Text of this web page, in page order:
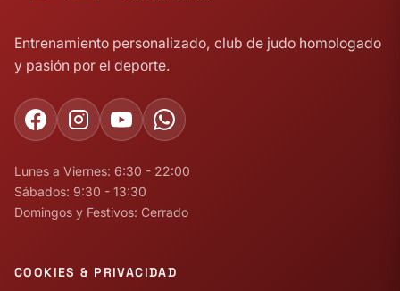
Entrenamiento personalizado, club de judo homologado
y pasión por el deporte.
Lunes a Viernes: 6:30 - 22:00
Sábados: 9:30 - 13:30
Domingos y Festivos: Cerrado
COOKIES & PRIVACIDAD